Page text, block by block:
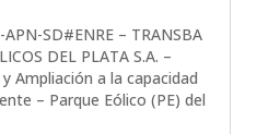
SD#ENRE – TRANSBA
DEL PLATA S.A. –
Ampliación a la capacidad
– Parque Eólico (PE) del